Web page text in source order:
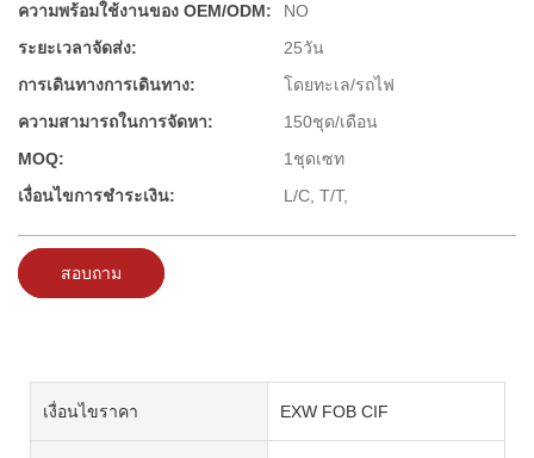
ความพร้อมใช้งานของ OEM/ODM:
NO
ระยะเวลาจัดส่ง:
25วัน
การเดินทางการเดินทาง:
โดยทะเล/รถไฟ
ความสามารถในการจัดหา:
150ชุด/เดือน
MOQ:
1ชุดเซท
เงื่อนไขการชำระเงิน:
L/C, T/T,
สอบถาม
เงื่อนไขราคา EXW FOB CIF